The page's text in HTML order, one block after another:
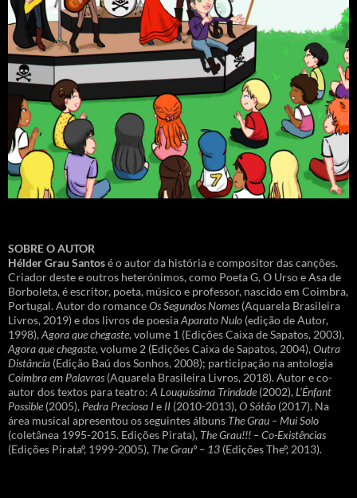
SOBRE O AUTOR
Hélder Grau Santosé o autor da história e compositor das canções.
Criador deste e outros heterónimos, como Poeta G, O Urso e Asa de
Borboleta, é escritor, poeta, músico e professor, nascido em Coimbra,
Portugal. Autor do romanceOs Segundos Nomes (Aquarela Brasileira
Livros, 2019) e dos livros de poesiaAparato Nulo (edição de Autor,
1998),Agora que chegaste, volume 1 (Edições Caixa de Sapatos, 2003),
Agora que chegaste, volume 2 (Edições Caixa de Sapatos, 2004),Outra
Distância (Edição Baú dos Sonhos, 2008); participação na antologia
Coimbra em Palavras (Aquarela Brasileira Livros, 2018). Autor e co-
autor dos textos para teatro: A Louquíssima Trindade (2002),L’Énfant
Possible (2005), Pedra Preciosa Ie II (2010-2013),O Sótão (2017). Na
área musical apresentou os seguintes álbuns The Grau – Mui Solo
(coletânea 1995-2015. Edições Pirata), The Grau!!! – Co-Existências
(Edições Pirataº, 1999-2005), The Grauº – 13 (Edições Theº, 2013).